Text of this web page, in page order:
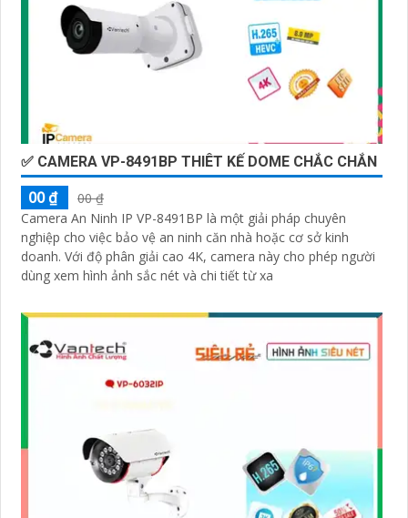
✅ CAMERA VP-8491BP THIÊT KẾ DOME CHẮC CHẮN
00 ₫
00 ₫
Camera An Ninh IP VP-8491BP là một giải pháp chuyên
nghiệp cho việc bảo vệ an ninh căn nhà hoặc cơ sở kinh
doanh. Với độ phân giải cao 4K, camera này cho phép người
dùng xem hình ảnh sắc nét và chi tiết từ xa